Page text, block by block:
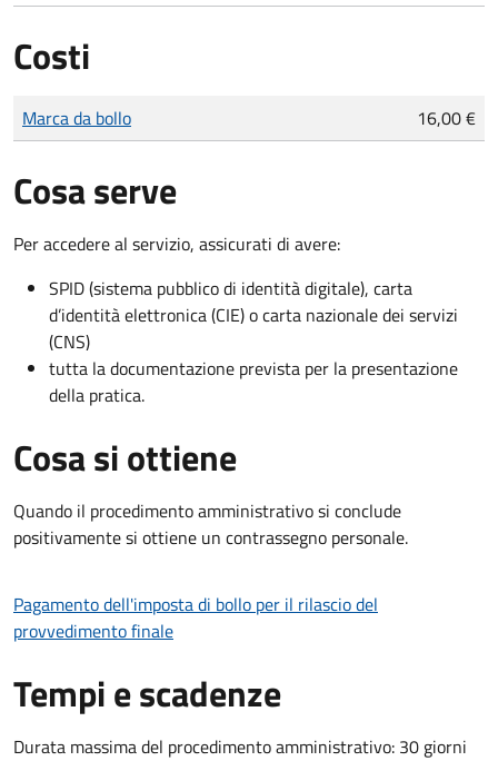
Costi
Tipo di pagamento
Importo
Marca da bollo 16,00 €
Cosa serve
Per accedere al servizio, assicurati di avere:
SPID (sistema pubblico di identità digitale), carta
d’identità elettronica (CIE) o carta nazionale dei servizi
(CNS)
tutta la documentazione prevista per la presentazione
della pratica.
Cosa si ottiene
Quando il procedimento amministrativo si conclude
positivamente si ottiene un contrassegno personale.
Pagamento dell'imposta di bollo per il rilascio del
provvedimento finale
Tempi e scadenze
Durata massima del procedimento amministrativo: 30 giorni